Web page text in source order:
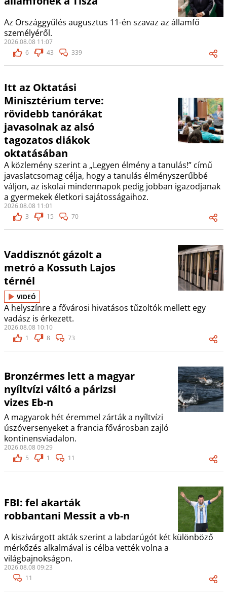
Az Országgyűlés augusztus 11-én szavaz az államfő
személyéről.
2026.08.08 11:07
6
43 339
Itt az Oktatási
Minisztérium terve:
rövidebb tanórákat
javasolnak az alsó
tagozatos diákok
oktatásában
A közlemény szerint a „Legyen élmény a tanulás!” című
javaslatcsomag célja, hogy a tanulás élményszerűbbé
váljon, az iskolai mindennapok pedig jobban igazodjanak
a gyermekek életkori sajátosságaihoz.
2026.08.08 11:01
3
15 70
Vaddisznót gázolt a
metró a Kossuth Lajos
térnél
VIDEÓ
A helyszínre a fővárosi hivatásos tűzoltók mellett egy
vadász is érkezett.
2026.08.08 10:10
1
8 73
Bronzérmes lett a magyar
nyíltvízi váltó a párizsi
vizes Eb-n
A magyarok hét éremmel zárták a nyíltvízi
úszóversenyeket a francia fővárosban zajló
kontinensviadalon.
2026.08.08 09:29
5
1 11
FBI: fel akarták
robbantani Messit a vb-n
A kiszivárgott akták szerint a labdarúgót két különböző
mérkőzés alkalmával is célba vették volna a
világbajnokságon.
2026.08.08 09:23
11